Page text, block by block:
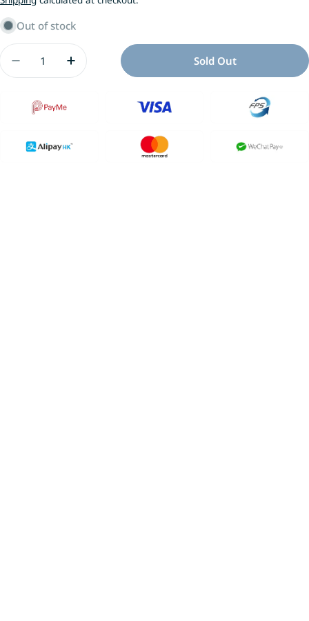
Out of stock
Decrease Quantity For 評量高手就是你：語文評量
Increase Quantity For 評量高手就是你：
Sold Out